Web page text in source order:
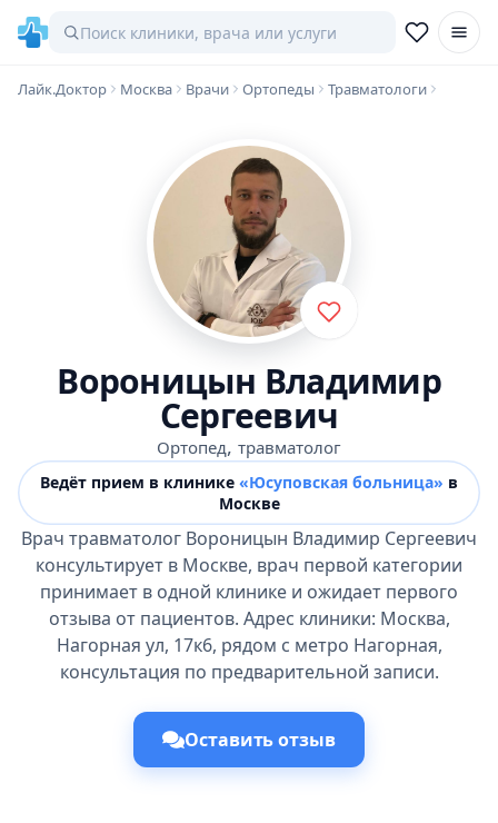
Лайк.Доктор Москва Врачи Ортопеды Травматологи
Вороницын Владимир
Сергеевич
Ортопед, травматолог
Ведёт прием в клинике «Юсуповская больница» в
Москве
Врач травматолог Вороницын Владимир Сергеевич
консультирует в Москве, врач первой категории
принимает в одной клинике и ожидает первого
отзыва от пациентов. Адрес клиники: Москва,
Нагорная ул, 17к6, рядом с метро Нагорная,
консультация по предварительной записи.
Оставить отзыв